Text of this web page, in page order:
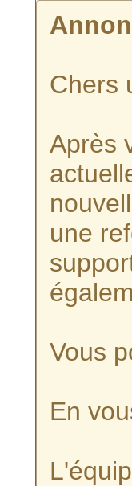
Chers
Après
une
Vous
En